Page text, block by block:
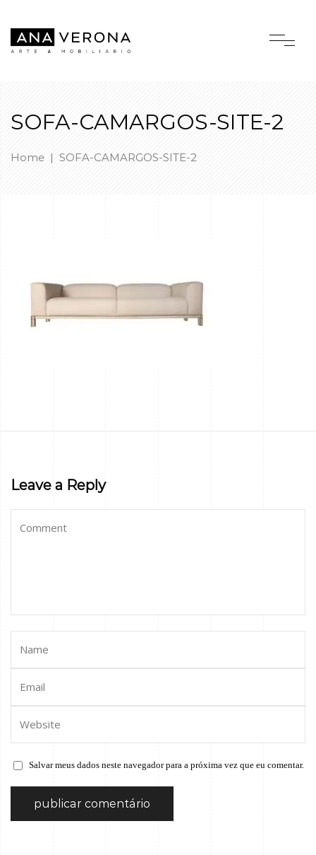
SOFA-CAMARGOS-SITE-2
Home | SOFA-CAMARGOS-SITE-2
Leave a Reply
Salvar meus dados neste navegador para a próxima vez que eu comentar.